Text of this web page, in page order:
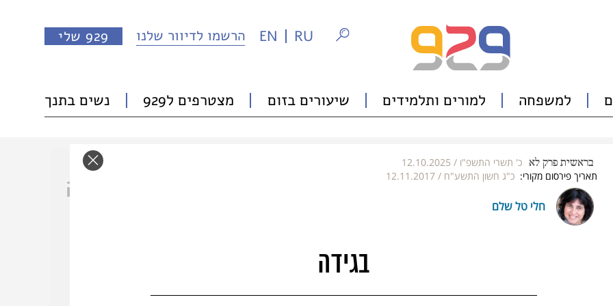
929 שלי הרשמו לדיוור שלנו EN RU
למשפחה למורים ותלמידים שיעורים בזום מצטרפים ל929 נשים בתנך
סיפורים ששמרתי
זה בכלל לא הספד,
חשבה, זה שיר נקמה
לא התגברה על
בראשית פרק לא כ' תשרי התשפ"ו /
12.10.2025
תאריך פירסום מקורי: כ"ג חשון התשע"ח /
12.11.2017
חלי טל שלם
בגידה